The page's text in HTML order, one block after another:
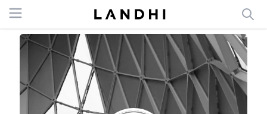
Open menu